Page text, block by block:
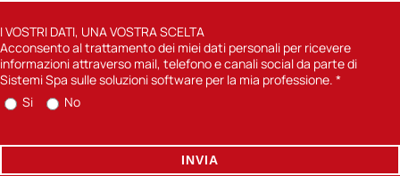
e servizi Sistemi o altro specificato direttamente dall’Interessato; potremo
contattarla attraverso modalità tradizionali (posta cartacea, chiamate
telefoniche con operatore) o automatizzate (e-mail, sms); 2) previa
acquisizione del suo consenso, inviarle comunicazioni informative sulle
soluzioni software di Sistemi Spa per la sua professione. Per quanto concerne
la finalità di cui punto 1) la base giuridica è l’art. 6) lettera b) del Reg UE
ci consentirà di dare seguito alla sua richiesta. Per la finalità di cui al punto 2)
la base giuridica è l’art. 6) lettera a) del Reg UE 2016/679 in quanto il
I VOSTRI DATI, UNA VOSTRA SCELTA
Acconsento al trattamento dei miei dati personali per ricevere
informazioni attraverso mail, telefono e canali social da parte di
Sistemi Spa sulle soluzioni software per la mia professione. *
Si
No
INVIA